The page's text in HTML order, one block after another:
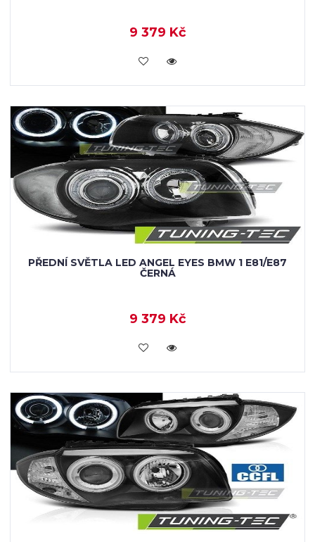
9 379 Kč
KOUPIT
PŘEDNÍ SVĚTLA LED ANGEL EYES BMW 1 E81/E87
ČERNÁ
9 379 Kč
KOUPIT